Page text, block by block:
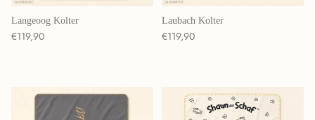
Langeoog Kolter
Normaler Preis
€119,90
Laubach Kolter
Normaler Preis
€119,90